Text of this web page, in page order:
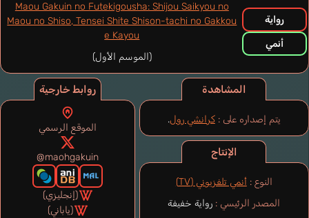
المشاهدة
يتم إصداره على : كرانشي رول.
الإنتاج
النوع :أنمي تلفزيوني (TV)
المصدر الرئيسي : رواية خفيفة
رواية
أنمي
Maou Gakuin no Futekigousha: Shijou Saikyou no
Maou no Shiso, Tensei Shite Shison-tachi no Gakkou
e Kayou
(الموسم الأول)
روابط خارجية
الموقع الرسمي
@maohgakuin
(إنجليزي)
(ياباني)